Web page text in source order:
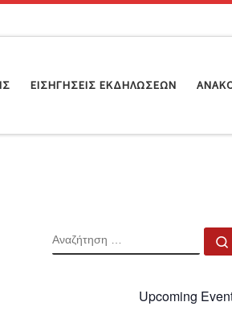
ΕΙΣΗΓΉΣΕΙΣ ΕΚΔΗΛΏΣΕΩΝ
Upcoming